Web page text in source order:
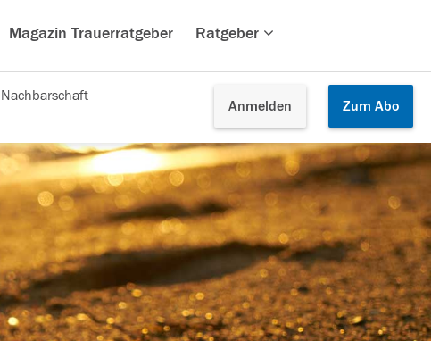
Magazin Trauerratgeber Ratgeber
Anmelden Zum Abo
Nachbarschaft